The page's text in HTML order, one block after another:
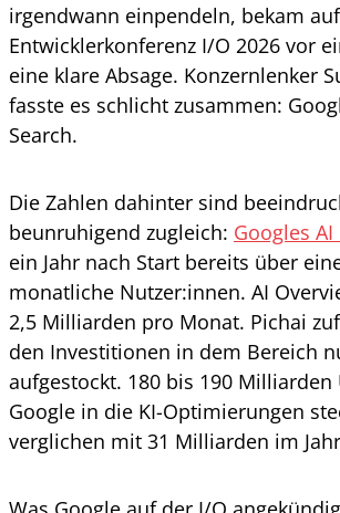
irgendwann einpendeln, bekam
Entwicklerkonferenz I/O 2026 vor
eine klare Absage. Konzernlenker
fasste es schlicht zusammen:
Search.
Die Zahlen dahinter sind
beunruhigend zugleich: Googles
ein Jahr nach Start bereits über
monatliche Nutzer:innen. AI
2,5 Milliarden pro Monat. Pichai
den Investitionen in dem Bereich
aufgestockt. 180 bis 190 Milliarden
Google in die KI-Optimierungen
verglichen mit 31 Milliarden im